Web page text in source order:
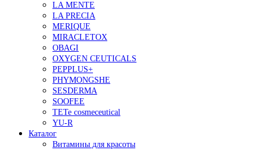
LA MENTE
LA PRECIA
MERIQUE
MIRACLETOX
OBAGI
OXYGEN CEUTICALS
PEPPLUS+
PHYMONGSHE
SESDERMA
SOOFEE
TETe cosmeceutical
YU-R
Каталог
Витамины для красоты